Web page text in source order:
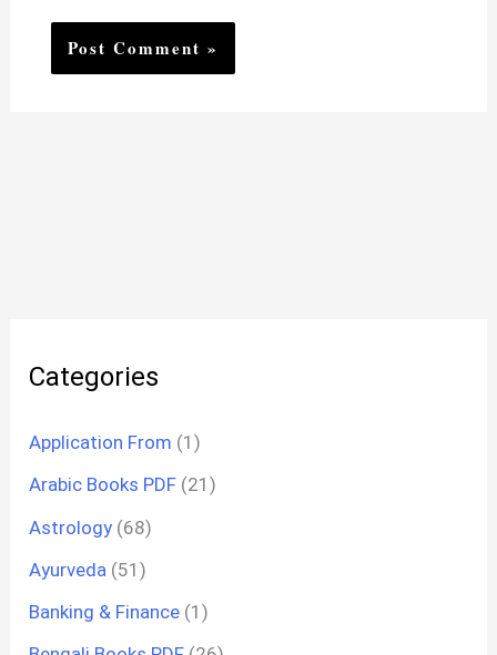
Categories
Application From (1)
Arabic Books PDF (21)
Astrology (68)
Ayurveda (51)
Banking & Finance (1)